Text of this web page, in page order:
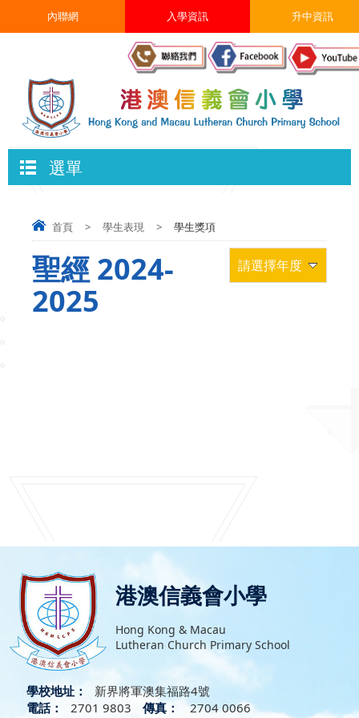
升中資訊
入學資訊
內聯網
選單
首頁 > 學生表現 > 學生獎項
請選擇年度
聖經 2024-
2025
港澳信義會小學
Hong Kong & Macau
Lutheran Church Primary School
學校地址：
新界將軍澳集福路4號
電話：
2701 9803 傳真：
2704 0066